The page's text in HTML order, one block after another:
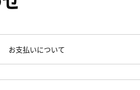
お支払いについて